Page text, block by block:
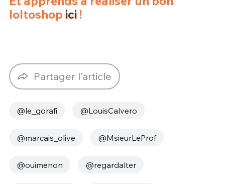
loltoshopici!
Partager l'article
@le_gorafi @LouisCalvero
@marcais_olive @MsieurLeProf
@ouimenon @regardalter